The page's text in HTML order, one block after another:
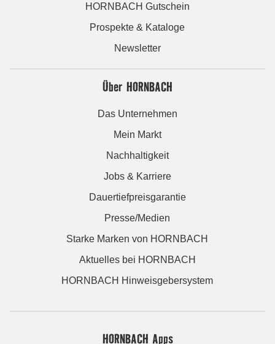
HORNBACH Gutschein
Prospekte & Kataloge
Newsletter
Über HORNBACH
Das Unternehmen
Mein Markt
Nachhaltigkeit
Jobs & Karriere
Dauertiefpreisgarantie
Presse/Medien
Starke Marken von HORNBACH
Aktuelles bei HORNBACH
HORNBACH Hinweisgebersystem
HORNBACH Apps